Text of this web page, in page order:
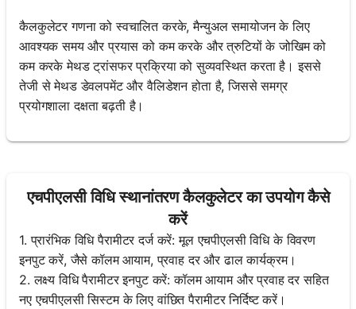
कैलकुलेटर गणना को स्वचालित करके, मैन्युअल समायोजन के लिए
आवश्यक समय और प्रयास को कम करके और त्रुटियों के जोखिम को
कम करके मेथड ट्रांसफर प्रक्रिया को सुव्यवस्थित करता है। इससे
तेजी से मेथड डेवलपमेंट और वैलिडेशन होता है, जिससे समग्र
प्रयोगशाला दक्षता बढ़ती है।
एचपीएलसी विधि स्थानांतरण कैलकुलेटर का उपयोग कैसे
करें
1. प्रारंभिक विधि पैरामीटर दर्ज करें: मूल एचपीएलसी विधि के विवरण
इनपुट करें, जैसे कॉलम आयाम, प्रवाह दर और ढाल कार्यक्रम।
2. लक्ष्य विधि पैरामीटर इनपुट करें: कॉलम आयाम और प्रवाह दर सहित
नए एचपीएलसी सिस्टम के लिए वांछित पैरामीटर निर्दिष्ट करें।